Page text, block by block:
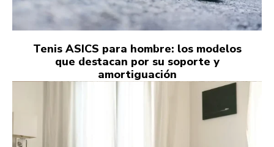
Tenis ASICS para hombre: los modelos
que destacan por su soporte y
amortiguación